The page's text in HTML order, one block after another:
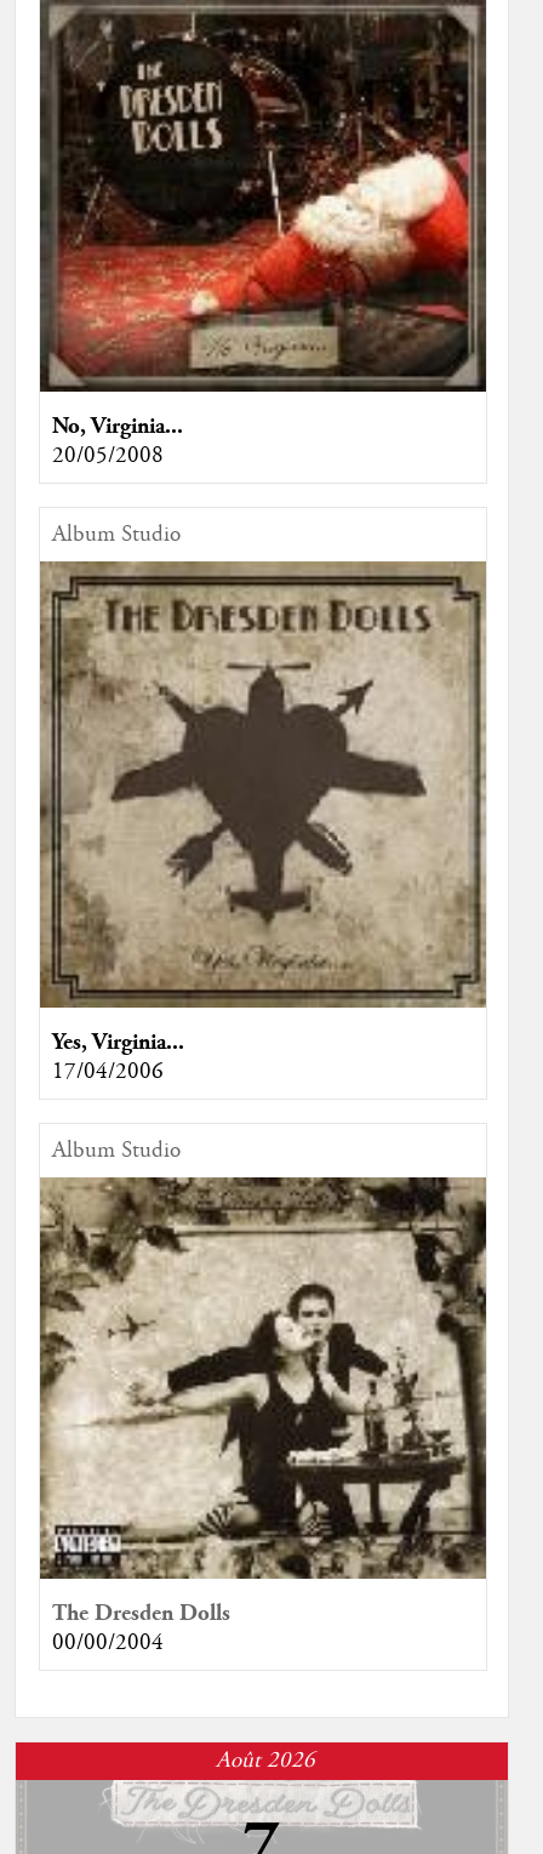
No, Virginia...
20/05/2008
Album Studio
Yes, Virginia...
17/04/2006
Album Studio
The Dresden Dolls
00/00/2004
Août 2026